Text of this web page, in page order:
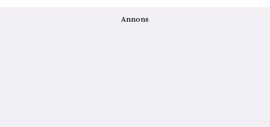
Annons